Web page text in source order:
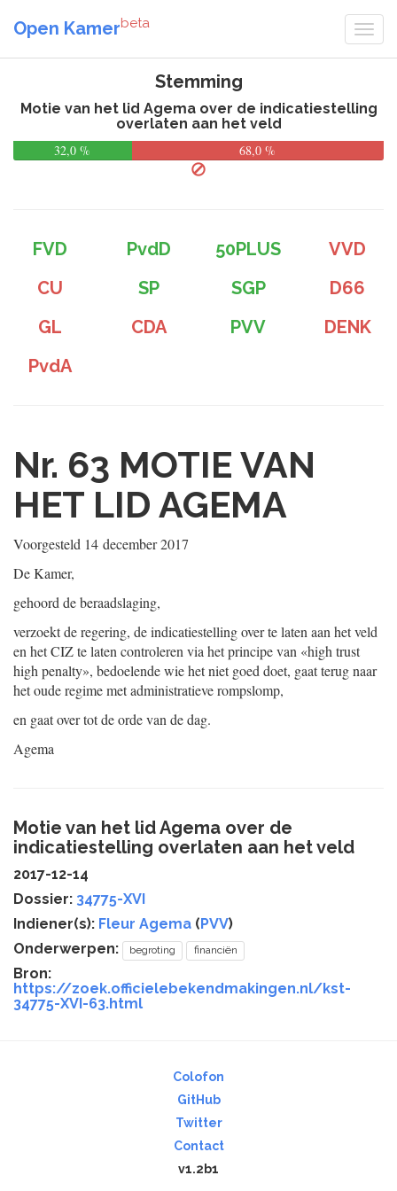
Open Kamerbeta
Stemming
Motie van het lid Agema over de indicatiestelling
overlaten aan het veld
32,0 %
68,0 %
FVD PvdD 50PLUS
VVD
CU
SP SGP
D66
GL
CDA PVV
DENK
PvdA
Nr. 63 MOTIE VAN
HET LID AGEMA
Voorgesteld 14 december 2017
De Kamer,
gehoord de beraadslaging,
verzoekt de regering, de indicatiestelling over te laten aan het veld
en het CIZ te laten controleren via het principe van «high trust
high penalty», bedoelende wie het niet goed doet, gaat terug naar
het oude regime met administratieve rompslomp,
en gaat over tot de orde van de dag.
Agema
Motie van het lid Agema over de
indicatiestelling overlaten aan het veld
2017-12-14
Dossier: 34775-XVI
Indiener(s): Fleur Agema (PVV)
Onderwerpen:
begroting financiën
Bron:
https://zoek.officielebekendmakingen.nl/kst-
34775-XVI-63.html
Colofon
GitHub
Twitter
Contact
v1.2b1